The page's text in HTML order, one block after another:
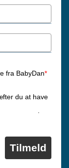
fra BabyDan*
du at have
Tilmeld